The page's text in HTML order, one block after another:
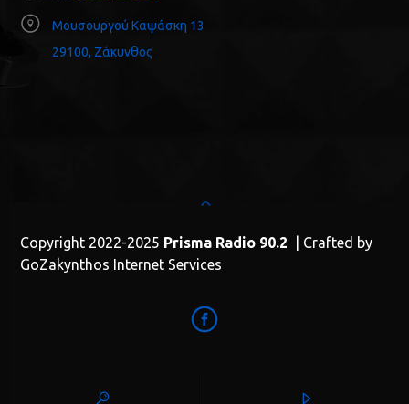
Μουσουργού Καψάσκη 13
29100, Ζάκυνθος
Copyright 2022-2025 Prisma Radio 90.2 | Crafted by
GoZakynthos Internet Services